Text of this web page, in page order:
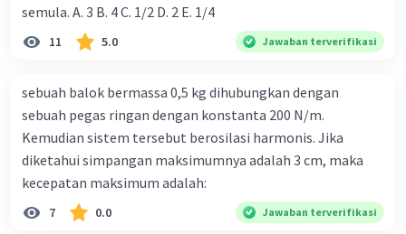
semula. A. 3 B. 4 C. 1/2 D. 2 E. 1/4
11 5.0 Jawaban terverifikasi
sebuah balok bermassa 0,5 kg dihubungkan dengan
sebuah pegas ringan dengan konstanta 200 N/m.
Kemudian sistem tersebut berosilasi harmonis. Jika
diketahui simpangan maksimumnya adalah 3 cm, maka
kecepatan maksimum adalah:
7 0.0 Jawaban terverifikasi